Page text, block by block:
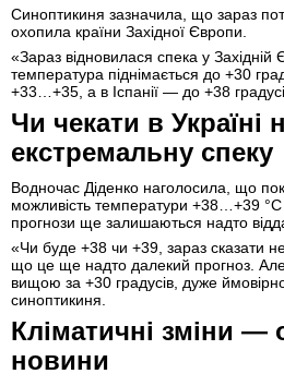
Синоптикиня зазначила, що зараз
охопила країни Західної Європи.
«Зараз відновилася спека у Західній
температура піднімається до +30
+33…+35, а в Іспанії — до +38
Чи чекати в Україні
екстремальну спеку
Водночас Діденко наголосила, що
можливість температури +38…+39 °C в
прогнози ще залишаються надто
«Чи буде +38 чи +39, зараз сказати
що це ще надто далекий прогноз.
вищою за +30 градусів, дуже
синоптикиня.
Кліматичні зміни —
новини